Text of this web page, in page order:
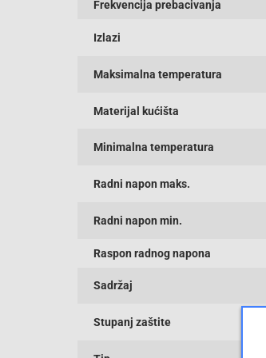
Frekvencija prebacivanja
Izlazi
Maksimalna temperatura
Materijal kućišta
Minimalna temperatura
Radni napon maks.
Radni napon min.
Raspon radnog napona
Sadržaj
Stupanj zaštite